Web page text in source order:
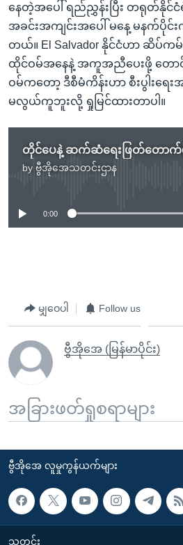
နေတဲ့အပေါ် ရည်ညွှန်းပြီး တရုတ်နို
အခင်းအကျင်းအပေါ် မနေ့ မနက်ပိုင်
တယ်။ El Salvador နိုင်ငံဟာ ဆိပ်
ထိုင်ဝမ်အနေနဲ့ အကူအညီပေးဖို့ တောင်
ဝမ်ကတော့ ဒီစီမံကိန်းဟာ စီးပွါးရေ
မလွယ်ကူဘူးလို့ ရှုမြင်ထားတာပါ။
by ဗွီအိုအေသတင်းဌာန
No media source
0:00
မျှဝေပါ Follow us
ဗွီအိုအေ (မြန်မာပိုင်း)
အခြားဖတ်ရှုစရာများ
ဗွီအိုအေ လူမှုကွန်ယက်များ
သတင်း